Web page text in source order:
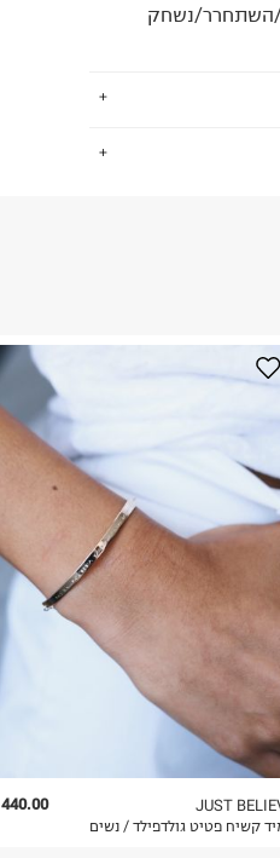
השתחרר/נשחק
על גבי החבילה
בלבד. לא ניתן
440.00 ₪
JUST
קשיח פטיט גולדפילד / נשים